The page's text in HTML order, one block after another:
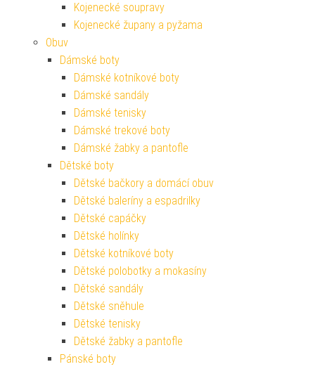
Kojenecké soupravy
Kojenecké župany a pyžama
Obuv
Dámské boty
Dámské kotníkové boty
Dámské sandály
Dámské tenisky
Dámské trekové boty
Dámské žabky a pantofle
Dětské boty
Dětské bačkory a domácí obuv
Dětské baleríny a espadrilky
Dětské capáčky
Dětské holínky
Dětské kotníkové boty
Dětské polobotky a mokasíny
Dětské sandály
Dětské sněhule
Dětské tenisky
Dětské žabky a pantofle
Pánské boty